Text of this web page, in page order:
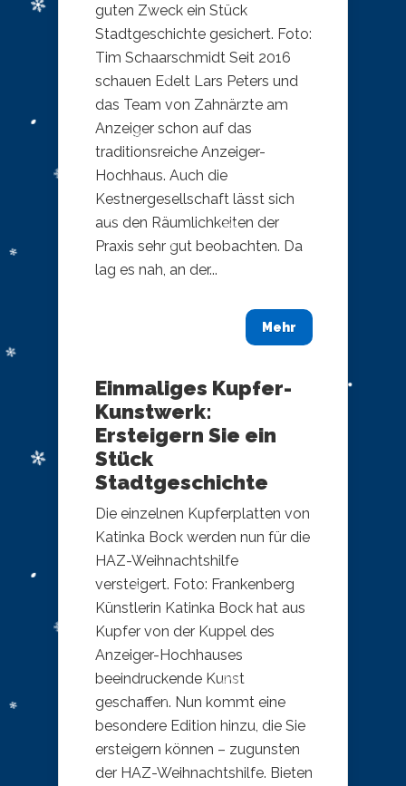
guten Zweck ein Stück
Stadtgeschichte gesichert. Foto:
Tim Schaarschmidt Seit 2016
schauen Edelt Lars Peters und
das Team von Zahnärzte am
Anzeiger schon auf das
traditionsreiche Anzeiger-
Hochhaus. Auch die
Kestnergesellschaft lässt sich
aus den Räumlichkeiten der
Praxis sehr gut beobachten. Da
lag es nah, an der...
Mehr
Einmaliges Kupfer-
Kunstwerk:
Ersteigern Sie ein
Stück
Stadtgeschichte
Die einzelnen Kupferplatten von
Katinka Bock werden nun für die
HAZ-Weihnachtshilfe
versteigert. Foto: Frankenberg
Künstlerin Katinka Bock hat aus
Kupfer von der Kuppel des
Anzeiger-Hochhauses
beeindruckende Kunst
geschaffen. Nun kommt eine
besondere Edition hinzu, die Sie
ersteigern können – zugunsten
der HAZ-Weihnachtshilfe. Bieten